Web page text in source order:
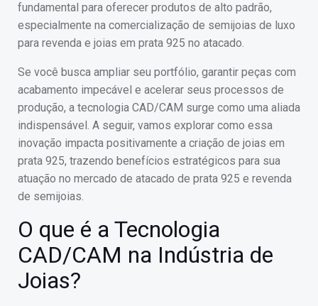
fundamental para oferecer produtos de alto padrão,
especialmente na comercialização de semijoias de luxo
para revenda e joias em prata 925 no atacado.
Se você busca ampliar seu portfólio, garantir peças com
acabamento impecável e acelerar seus processos de
produção, a tecnologia CAD/CAM surge como uma aliada
indispensável. A seguir, vamos explorar como essa
inovação impacta positivamente a criação de joias em
prata 925, trazendo benefícios estratégicos para sua
atuação no mercado de atacado de prata 925 e revenda
de semijoias.
O que é a Tecnologia
CAD/CAM na Indústria de
Joias?